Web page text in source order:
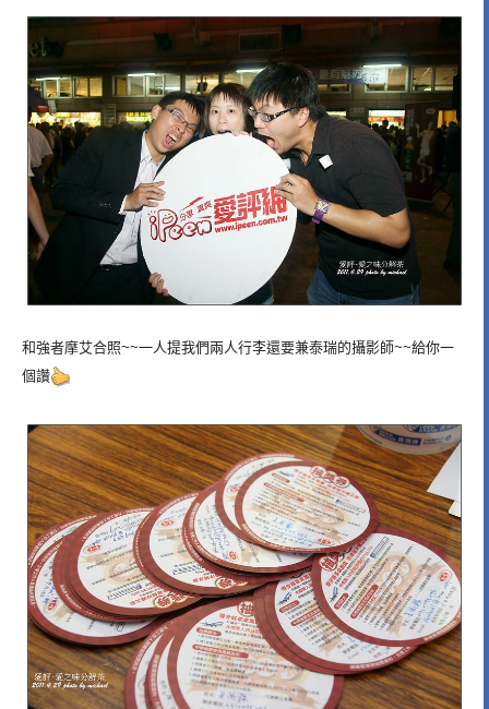
和強者摩艾合照~~一人提我們兩人行李還要兼泰瑞的攝影師~~給你一
個讚